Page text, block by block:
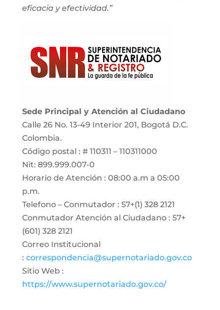
eficacia y efectividad.”
Sede Principal y Atención al Ciudadano
Calle 26 No. 13-49 Interior 201, Bogotá D.C.
Colombia.
Código postal : # 110311 – 110311000
Nit: 899.999.007-0
Horario de Atención : 08:00 a.m a 05:00
p.m.
Telefono – Conmutador : 57+(1) 328 2121
Conmutador Atención al Ciudadano : 57+
(601) 328 2121
Correo Institucional
: correspondencia@supernotariado.gov.co
Sitio Web :
https://www.supernotariado.gov.co/